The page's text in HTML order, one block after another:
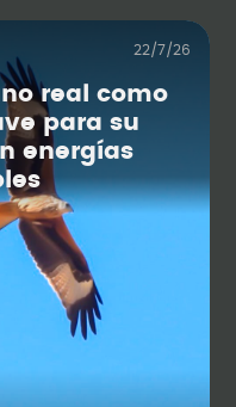
22/7/26
real como
para su
energías